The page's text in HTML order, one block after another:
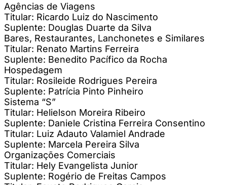
Agências de Viagens
Titular: Ricardo Luiz do Nascimento
Suplente: Douglas Duarte da Silva
Bares, Restaurantes, Lanchonetes e Similares
Titular: Renato Martins Ferreira
Suplente: Benedito Pacífico da Rocha
Hospedagem
Titular: Rosileide Rodrigues Pereira
Suplente: Patrícia Pinto Pinheiro
Sistema “S”
Titular: Helielson Moreira Ribeiro
Suplente: Daniele Cristina Ferreira Consentino
Titular: Luiz Adauto Valamiel Andrade
Suplente: Marcela Pereira Silva
Organizações Comerciais
Titular: Hely Evangelista Junior
Suplente: Rogério de Freitas Campos